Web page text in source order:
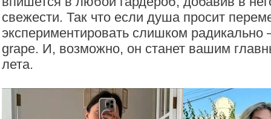
свежести. Так что если душа просит
экспериментировать слишком
grape. И, возможно, он станет вашим
лета.